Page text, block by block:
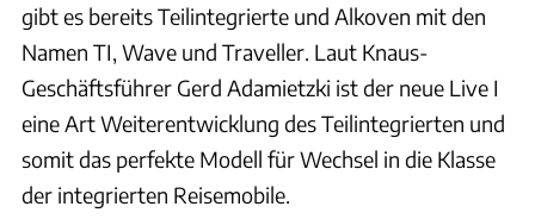
gibt es bereits Teilintegrierte und Alkoven mit den
Namen TI, Wave und Traveller. Laut Knaus-
Geschäftsführer Gerd Adamietzki ist der neue Live I
eine Art Weiterentwicklung des Teilintegrierten und
somit das perfekte Modell für Wechsel in die Klasse
der integrierten Reisemobile.